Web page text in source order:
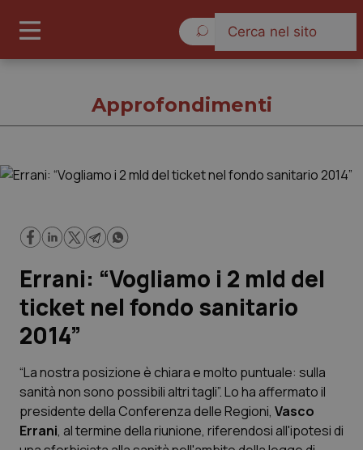
Cronache
Governo e Parlamento
Regioni e Asl
Scienza e Farmaci
Studi e Analisi
Approfondimenti
Errani: “Vogliamo i 2 mld del
ticket nel fondo sanitario
2014”
“La nostra posizione è chiara e molto puntuale: sulla
sanità non sono possibili altri tagli”. Lo ha affermato il
presidente della Conferenza delle Regioni, Vasco
Errani, al termine della riunione, riferendosi all'ipotesi di